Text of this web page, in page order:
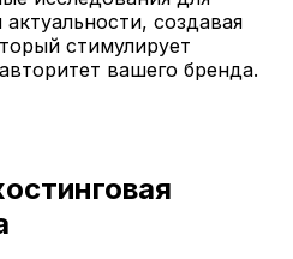
создавая
стимулирует
вашего бренда.